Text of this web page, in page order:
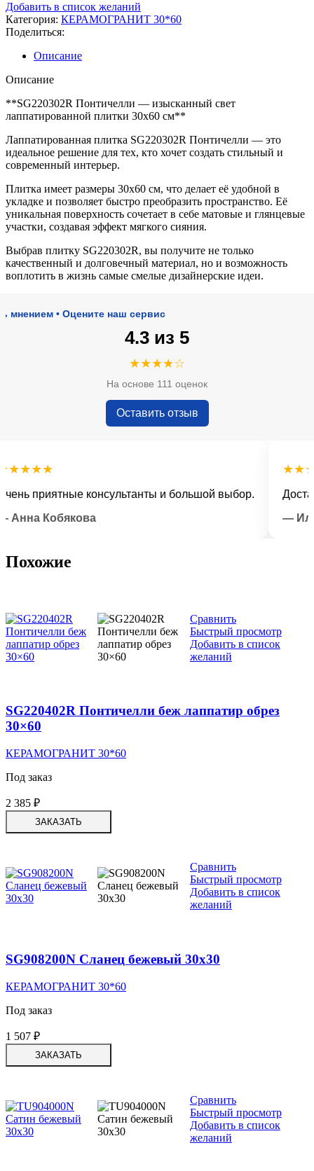
Добавить в список желаний
Категория: КЕРАМОГРАНИТ 30*60
Поделиться:
Описание
Описание
**SG220302R Понтичелли — изысканный свет
лаппатированной плитки 30х60 см**
Лаппатированная плитка SG220302R Понтичелли — это
идеальное решение для тех, кто хочет создать стильный и
современный интерьер.
Плитка имеет размеры 30х60 см, что делает её удобной в
укладке и позволяет быстро преобразить пространство. Её
уникальная поверхность сочетает в себе матовые и глянцевые
участки, создавая эффект мягкого сияния.
Выбрав плитку SG220302R, вы получите не только
качественный и долговечный материал, но и возможность
воплотить в жизнь самые смелые дизайнерские идеи.
• Оцените наш сервис
4.3 из 5
★★★★☆
На основе 111 оценок
Оставить отзыв
приятные консультанты и большой выбор.
Кобякова
— Илья
Похожие
Сравнить
Быстрый просмотр
Добавить в список
желаний
SG220402R Понтичелли беж лаппатир обрез
30×60
КЕРАМОГРАНИТ 30*60
Под заказ
2 385 ₽
ЗАКАЗАТЬ
Сравнить
Быстрый просмотр
Добавить в список
желаний
SG908200N Сланец бежевый 30х30
КЕРАМОГРАНИТ 30*60
Под заказ
1 507 ₽
ЗАКАЗАТЬ
Сравнить
Быстрый просмотр
Добавить в список
желаний